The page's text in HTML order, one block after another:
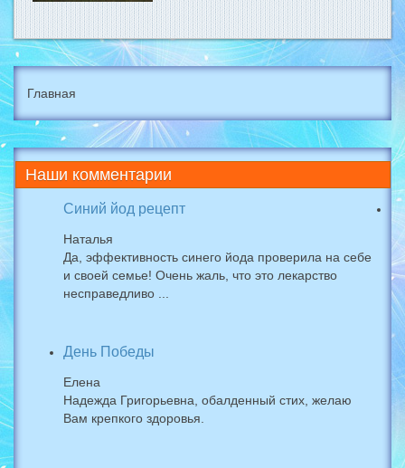
Главная
Наши комментарии
Синий йод рецепт
Наталья
Да, эффективность синего йода проверила на себе
и своей семье! Очень жаль, что это лекарство
несправедливо ...
День Победы
Елена
Надежда Григорьевна, обалденный стих, желаю
Вам крепкого здоровья.